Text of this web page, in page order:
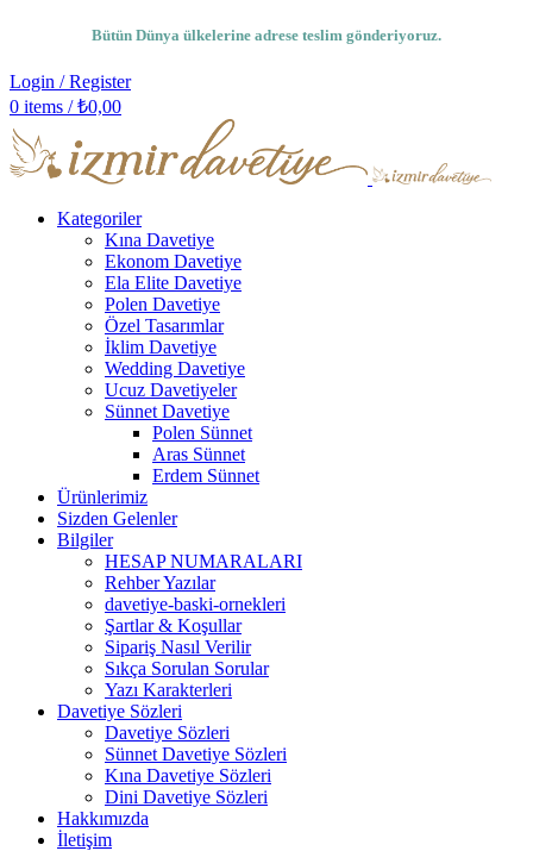
Bütün Dünya ülkelerine adrese teslim gönderiyoruz.
Login / Register
0 items / ₺0,00
Kategoriler
Kına Davetiye
Ekonom Davetiye
Ela Elite Davetiye
Polen Davetiye
Özel Tasarımlar
İklim Davetiye
Wedding Davetiye
Ucuz Davetiyeler
Sünnet Davetiye
Polen Sünnet
Aras Sünnet
Erdem Sünnet
Ürünlerimiz
Sizden Gelenler
Bilgiler
HESAP NUMARALARI
Rehber Yazılar
davetiye-baski-ornekleri
Şartlar & Koşullar
Sipariş Nasıl Verilir
Sıkça Sorulan Sorular
Yazı Karakterleri
Davetiye Sözleri
Davetiye Sözleri
Sünnet Davetiye Sözleri
Kına Davetiye Sözleri
Dini Davetiye Sözleri
Hakkımızda
İletişim